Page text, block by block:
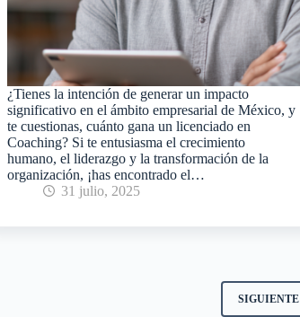
¿Tienes la intención de generar un impacto
significativo en el ámbito empresarial de México, y
te cuestionas, cuánto gana un licenciado en
Coaching? Si te entusiasma el crecimiento
humano, el liderazgo y la transformación de la
organización, ¡has encontrado el…
31 julio, 2025
SIGUIENTE